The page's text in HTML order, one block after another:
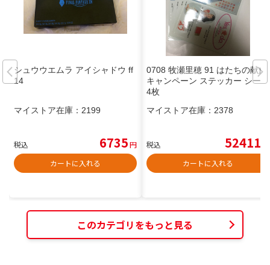
シュウウエムラ アイシャドウ ff
14
マイストア在庫： 2199
税込 6735円
カートに入れる
0708 牧瀬里穂 91 はたちの献血
キャンペーン ステッカー シール
4枚
マイストア在庫： 2378
税込 52411
カートに入れる
このカテゴリをもっと見る